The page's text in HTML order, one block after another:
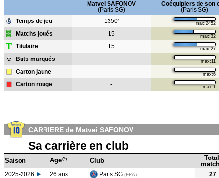
Matvei SAFONOV
(Paris SG)
Coéquipiers de son
(Paris SG)
Temps de jeu
1350' max:2452
Matchs joués 15 max:32
T Titulaire 15 max:27
Buts marqués - max:11
Carton jaune - max:6
Carton rouge - max:1
CARRIERE de Matvei SAFONOV
Sa carrière en club
Saison Age(*) Club
Total
2025-2026 26 ans Paris SG (FRA)
27